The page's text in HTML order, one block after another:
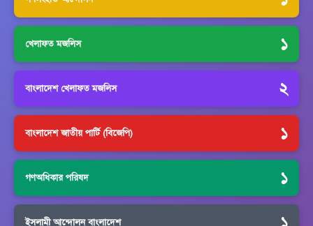
খেলাফত মজলিস ১
বাংলাদেশ খেলাফত মজলিস ২
বাংলাদেশ জাতীয় পার্টি (বিজেপি) ১
গণঅধিকার পরিষদ ১
ইসলামী আন্দোলন বাংলাদেশ ১